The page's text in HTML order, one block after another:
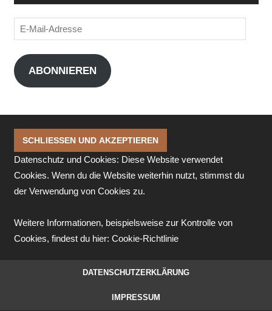
E-
Mail-
Adresse
ABONNIEREN
Datenschutz und Cookies: Diese Website verwendet
Cookies. Wenn du die Website weiterhin nutzt, stimmst du
der Verwendung von Cookies zu.
Weitere Informationen, beispielsweise zur Kontrolle von
Cookies, findest du hier: Cookie-Richtlinie
DATENSCHUTZERKLÄRUNG
IMPRESSUM